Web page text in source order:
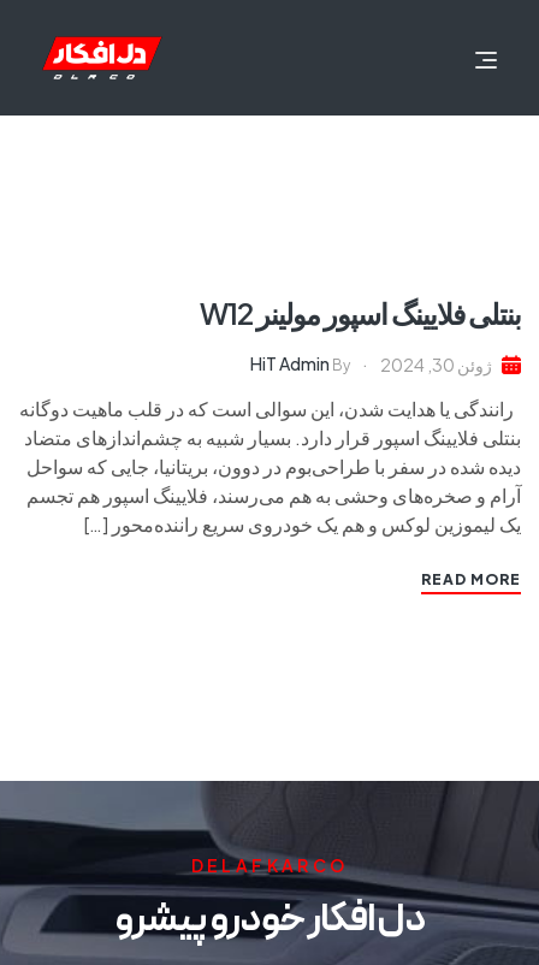
بنتلی فلایینگ اسپور مولینر W12
ژوئن 30, 2024 By
HiT Admin
رانندگی یا هدایت شدن، این سوالی است که در قلب ماهیت دوگانه
بنتلی فلایینگ اسپور قرار دارد. بسیار شبیه به چشم‌اندازهای متضاد
دیده شده در سفر با طراحی‌بوم در دوون، بریتانیا، جایی که سواحل
آرام و صخره‌های وحشی به هم می‌رسند، فلایینگ اسپور هم تجسم
یک لیموزین لوکس و هم یک خودروی سریع راننده‌محور […]
READ MORE
DELAFKARCO
دل افکار خودرو پیشرو